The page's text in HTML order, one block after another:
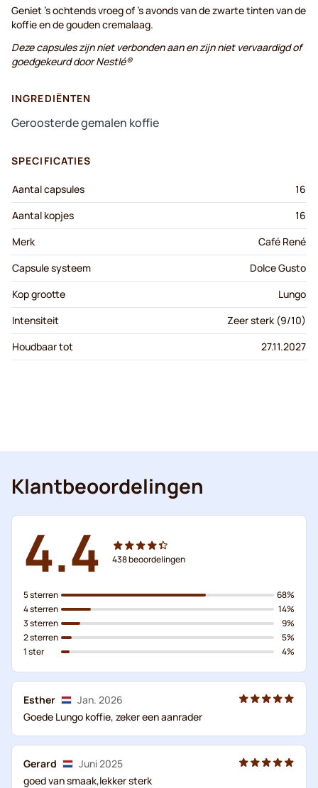
Geniet 's ochtends vroeg of 's avonds van de zwarte tinten van de
koffie en de gouden cremalaag.
Deze capsules zijn niet verbonden aan en zijn niet vervaardigd of
goedgekeurd door Nestlé®
INGREDIËNTEN
Geroosterde gemalen koffie
SPECIFICATIES
Aantal capsules
16
Aantal kopjes
16
Merk
Café René
Capsule systeem
Dolce Gusto
Kop grootte
Lungo
Intensiteit
Zeer sterk (9/10)
Houdbaar tot
27.11.2027
Klantbeoordelingen
4.4 438beoordelingen
5 sterren
4 sterren
3 sterren
2 sterren
1 ster
68%
14%
9%
5%
4%
Esther
Jan. 2026
Goede Lungo koffie, zeker een aanrader
Gerard
Juni 2025
goed van smaak,lekker sterk